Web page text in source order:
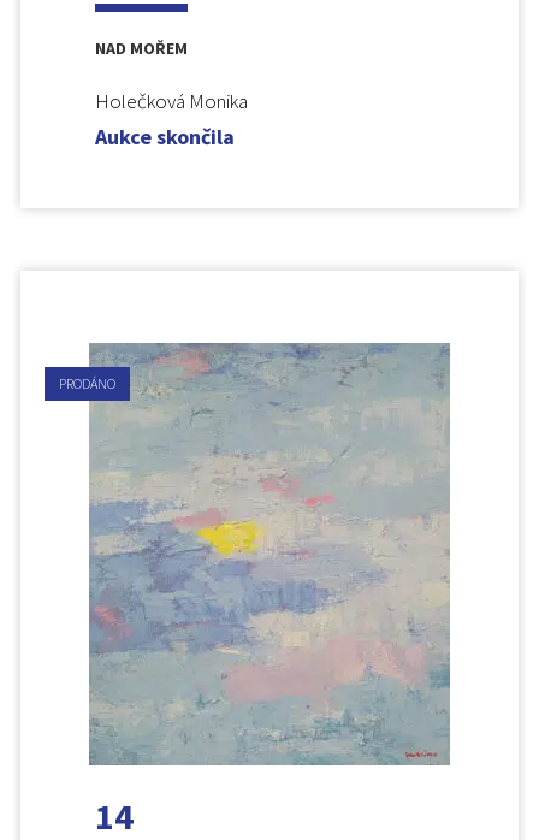
NAD MOŘEM
Holečková Monika
Aukce skončila
PRODÁNO
14